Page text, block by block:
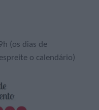
(os dias de
o calendário)